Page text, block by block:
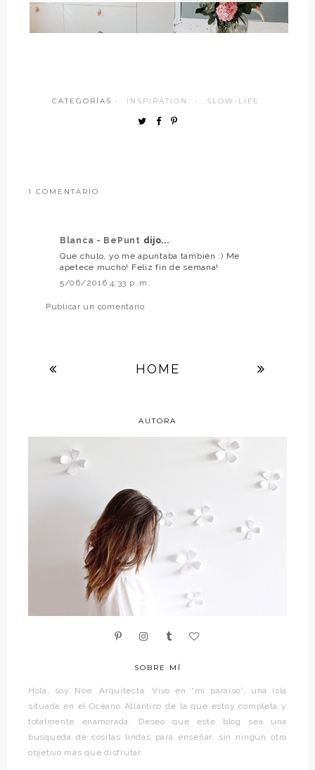
CATEGORÍAS · INSPIRATION · SLOW-LIFE
1 COMENTARIO
Blanca - BePunt dijo...
Que chulo, yo me apuntaba también :) Me
apetece mucho! Feliz fin de semana!
5/06/2016 4:33 p. m.
Publicar un comentario
HOME
AUTORA
SOBRE MÍ
Hola, soy Noe. Arquitecta. Vivo en “mi paraíso”, una isla
situada en el Océano Atlántico de la que estoy completa y
totalmente enamorada. Deseo que este blog sea una
búsqueda de cositas lindas para enseñar, sin ningún otro
objetivo más que disfrutar.